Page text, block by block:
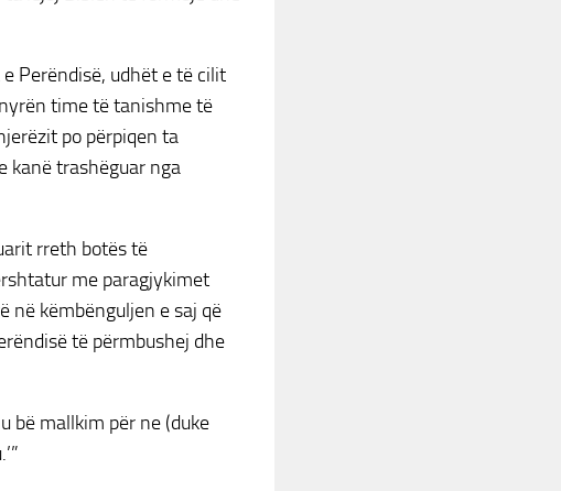
Perëndisë, udhët e të cilit
time të tanishme të
po përpiqen ta
kanë trashëguar nga
rreth botës të
me paragjykimet
në këmbënguljen e saj që
të përmbushej dhe
bë mallkim për ne (duke